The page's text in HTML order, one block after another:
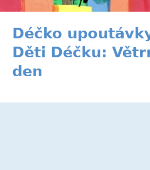
Déčko
Děti Déčku:
den